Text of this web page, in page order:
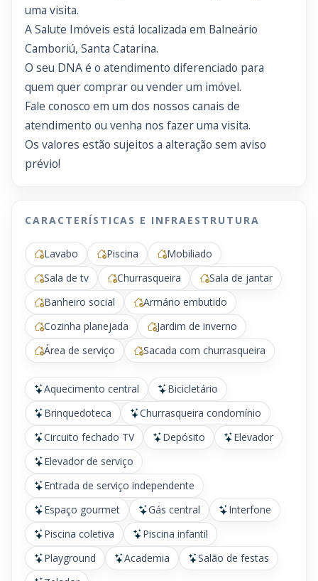
uma visita.
A Salute Imóveis está localizada em Balneário
Camboriú, Santa Catarina.
O seu DNA é o atendimento diferenciado para
quem quer comprar ou vender um imóvel.
Fale conosco em um dos nossos canais de
atendimento ou venha nos fazer uma visita.
Os valores estão sujeitos a alteração sem aviso
prévio!
CARACTERÍSTICAS E INFRAESTRUTURA
Lavabo Piscina
Mobiliado
Sala de tv
Churrasqueira
Sala de jantar
Banheiro social
Armário embutido
Cozinha planejada
Jardim de inverno
Área de serviço
Sacada com churrasqueira
Aquecimento central
Bicicletário
Brinquedoteca
Churrasqueira condomínio
Circuito fechado TV
Depósito
Elevador
Elevador de serviço
Entrada de serviço independente
Espaço gourmet
Gás central
Interfone
Piscina coletiva
Piscina infantil
Playground
Academia
Salão de festas